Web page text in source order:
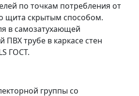
по точкам потребления от
щита скрытым способом.
в самозатухающей
ПВХ трубе в каркасе стен
ГОСТ.
группы со